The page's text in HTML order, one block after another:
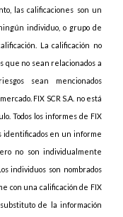
las calificaciones son un
individuo, o grupo de
La calificación no
que no sean relacionados a
sean mencionados
FIX SCR S.A. no está
Todos los informes de FIX
identificados en un informe
no son individualmente
individuos son nombrados
con una calificación de FIX
de la información